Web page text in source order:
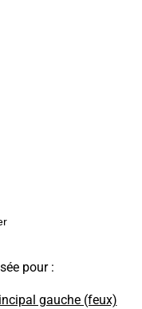
pour :
gauche (feux)